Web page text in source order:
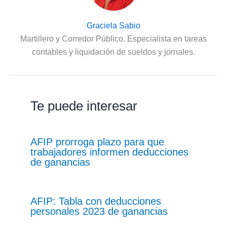
Graciela Sabio
Martillero y Corredor Público. Especialista en tareas
contables y liquidación de sueldos y jornales.
Te puede interesar
AFIP prorroga plazo para que
trabajadores informen deducciones
de ganancias
AFIP: Tabla con deducciones
personales 2023 de ganancias